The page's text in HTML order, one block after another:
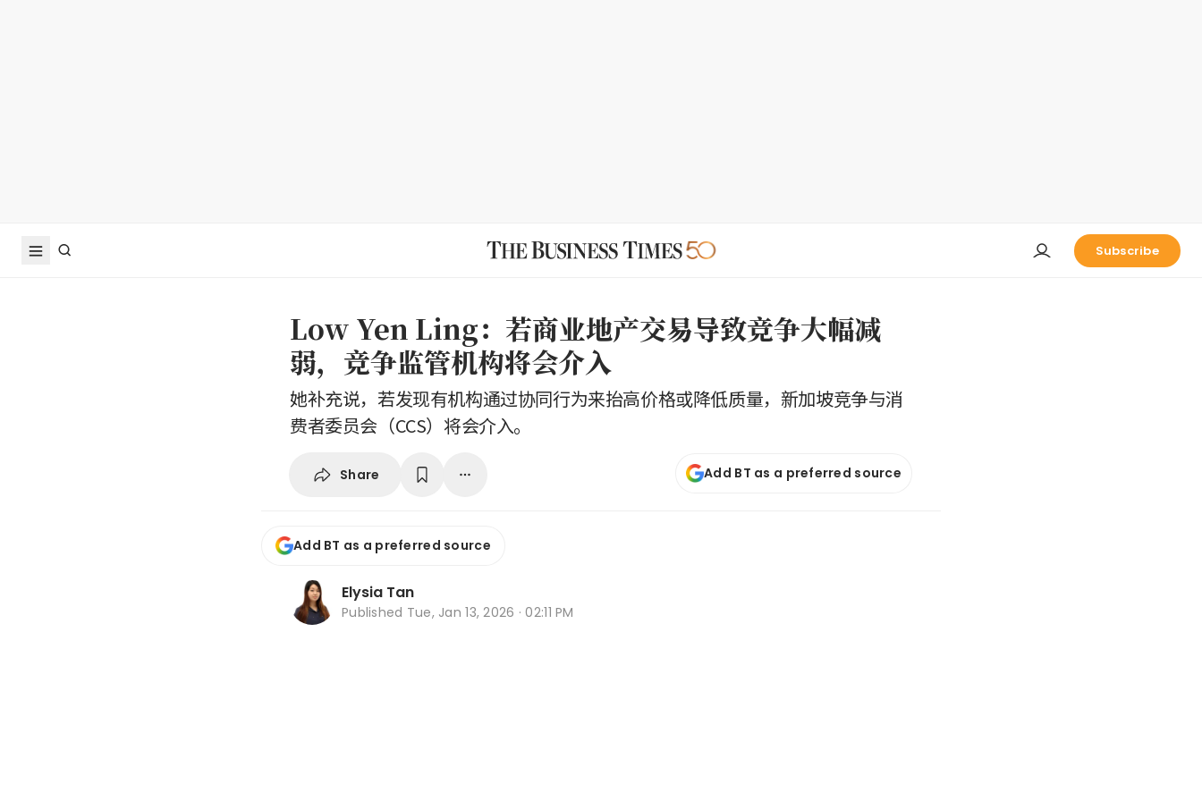
Subscribe
Low Yen Ling：若商业地产交易导致竞争大幅减
弱，竞争监管机构将会介入
她补充说，若发现有机构通过协同行为来抬高价格或降低质量，新加坡竞争与消
费者委员会（CCS）将会介入。
Share Add BT as a preferred source
Add BT as a preferred source
Elysia Tan
Published Tue, Jan 13, 2026 · 02:11 PM